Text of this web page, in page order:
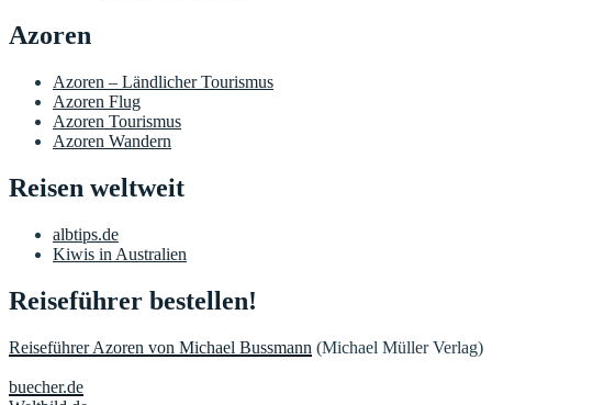
Azoren
Azoren – Ländlicher Tourismus
Azoren Flug
Azoren Tourismus
Azoren Wandern
Reisen weltweit
albtips.de
Kiwis in Australien
Reiseführer bestellen!
Reiseführer Azoren von Michael Bussmann (Michael Müller Verlag)
buecher.de